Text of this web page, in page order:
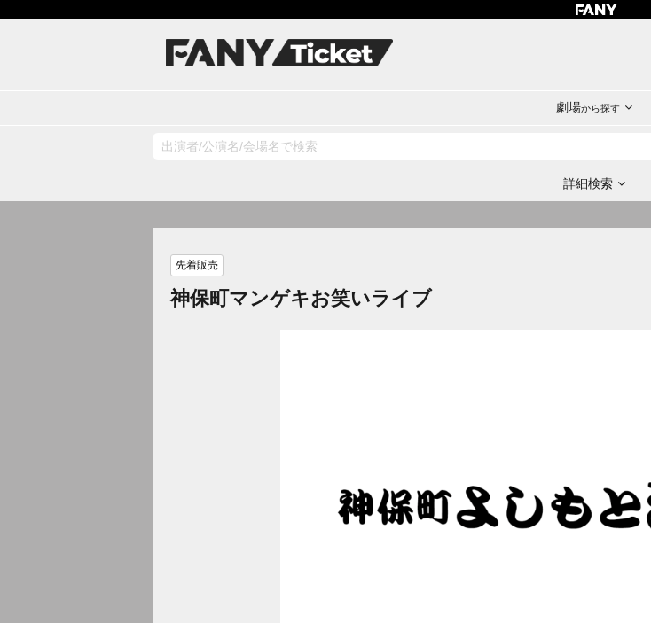
劇場から探す
詳細検索
先着販売
神保町マンゲキお笑いライブ